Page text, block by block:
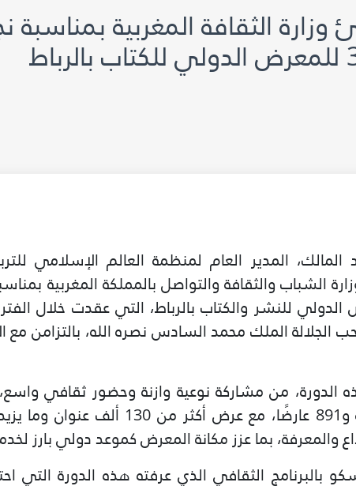
الثقافة المغربية بمناسبة
المدير العام لمنظمة العالم الإسلامي
الشباب والثقافة والتواصل بالمملكة المغربية
الجلالة الملك محمد السادس نصره الله، بالتزامن مع
الدورة، من مشاركة نوعية وازنة وحضور ثقافي
والمعرفة، بما عزز مكانة المعرض كموعد دولي بارز
بالبرنامج الثقافي الذي عرفته هذه الدورة التي